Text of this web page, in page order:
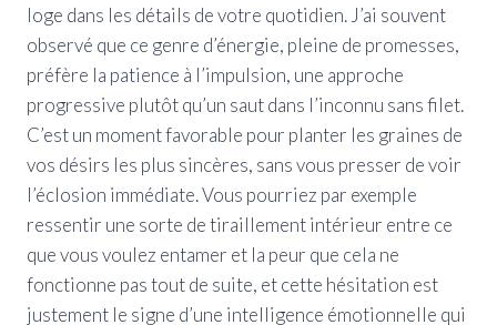
loge dans les détails de votre quotidien. J’ai souvent
observé que ce genre d’énergie, pleine de promesses,
préfère la patience à l’impulsion, une approche
progressive plutôt qu’un saut dans l’inconnu sans filet.
C’est un moment favorable pour planter les graines de
vos désirs les plus sincères, sans vous presser de voir
l’éclosion immédiate. Vous pourriez par exemple
ressentir une sorte de tiraillement intérieur entre ce
que vous voulez entamer et la peur que cela ne
fonctionne pas tout de suite, et cette hésitation est
justement le signe d’une intelligence émotionnelle qui